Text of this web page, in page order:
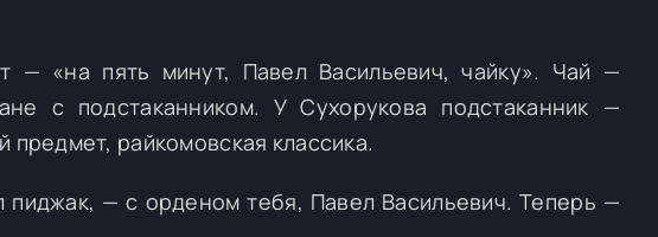
— «на пять минут, Павел Васильевич, чайку». Чай —
с подстаканником. У Сухорукова подстаканник —
райкомовская классика.
пиджак, — с орденом тебя, Павел Васильевич. Теперь —